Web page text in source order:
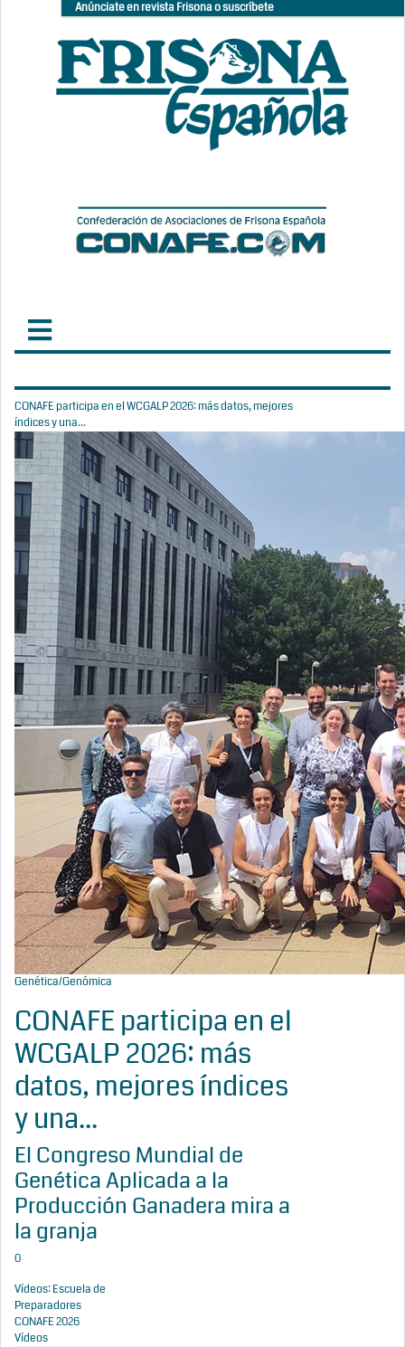
Anúnciate en revista Frisona o suscríbete
CONAFE participa en el WCGALP 2026: más datos, mejores
índices y una...
Genética/Genómica
CONAFE participa en el
WCGALP 2026: más
datos, mejores índices
y una...
El Congreso Mundial de
Genética Aplicada a la
Producción Ganadera mira a
la granja
0
Vídeos: Escuela de
Preparadores
CONAFE 2026
Vídeos